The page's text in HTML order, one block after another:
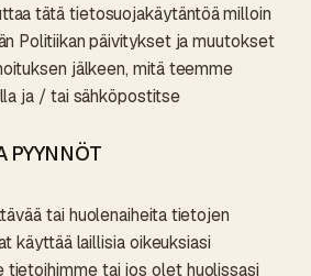
tätä tietosuojakäytäntöä milloin
Politiikan päivitykset ja muutokset
jälkeen, mitä teemme
ja / tai sähköpostitse
PYYNNÖT
tai huolenaiheita tietojen
käyttää laillisia oikeuksiasi
tietoihimme tai jos olet huolissasi